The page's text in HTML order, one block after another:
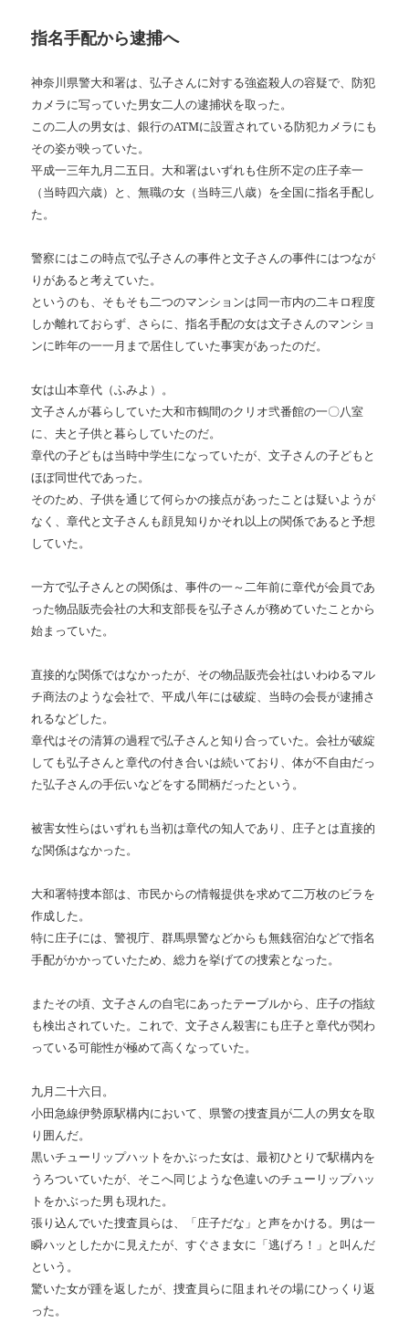
指名手配から逮捕へ
神奈川県警大和署は、弘子さんに対する強盗殺人の容疑で、防犯
カメラに写っていた男女二人の逮捕状を取った。
この二人の男女は、銀行のATMに設置されている防犯カメラにも
その姿が映っていた。
平成一三年九月二五日。大和署はいずれも住所不定の庄子幸一
（当時四六歳）と、無職の女（当時三八歳）を全国に指名手配し
た。
警察にはこの時点で弘子さんの事件と文子さんの事件にはつなが
りがあると考えていた。
というのも、そもそも二つのマンションは同一市内の二キロ程度
しか離れておらず、さらに、指名手配の女は文子さんのマンショ
ンに昨年の一一月まで居住していた事実があったのだ。
女は山本章代（ふみよ）。
文子さんが暮らしていた大和市鶴間のクリオ弐番館の一〇八室
に、夫と子供と暮らしていたのだ。
章代の子どもは当時中学生になっていたが、文子さんの子どもと
ほぼ同世代であった。
そのため、子供を通じて何らかの接点があったことは疑いようが
なく、章代と文子さんも顔見知りかそれ以上の関係であると予想
していた。
一方で弘子さんとの関係は、事件の一～二年前に章代が会員であ
った物品販売会社の大和支部長を弘子さんが務めていたことから
始まっていた。
直接的な関係ではなかったが、その物品販売会社はいわゆるマル
チ商法のような会社で、平成八年には破綻、当時の会長が逮捕さ
れるなどした。
章代はその清算の過程で弘子さんと知り合っていた。会社が破綻
しても弘子さんと章代の付き合いは続いており、体が不自由だっ
た弘子さんの手伝いなどをする間柄だったという。
被害女性らはいずれも当初は章代の知人であり、庄子とは直接的
な関係はなかった。
大和署特捜本部は、市民からの情報提供を求めて二万枚のビラを
作成した。
特に庄子には、警視庁、群馬県警などからも無銭宿泊などで指名
手配がかかっていたため、総力を挙げての捜索となった。
またその頃、文子さんの自宅にあったテーブルから、庄子の指紋
も検出されていた。これで、文子さん殺害にも庄子と章代が関わ
っている可能性が極めて高くなっていた。
九月二十六日。
小田急線伊勢原駅構内において、県警の捜査員が二人の男女を取
り囲んだ。
黒いチューリップハットをかぶった女は、最初ひとりで駅構内を
うろついていたが、そこへ同じような色違いのチューリップハッ
トをかぶった男も現れた。
張り込んでいた捜査員らは、「庄子だな」と声をかける。男は一
瞬ハッとしたかに見えたが、すぐさま女に「逃げろ！」と叫んだ
という。
驚いた女が踵を返したが、捜査員らに阻まれその場にひっくり返
った。